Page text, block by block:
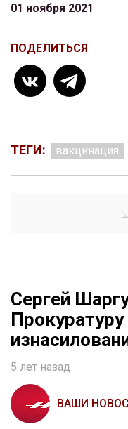
01 ноября 2021
ПОДЕЛИТЬСЯ
ТЕГИ: вакцинация
Сергей
5 лет назад
ВАШИ